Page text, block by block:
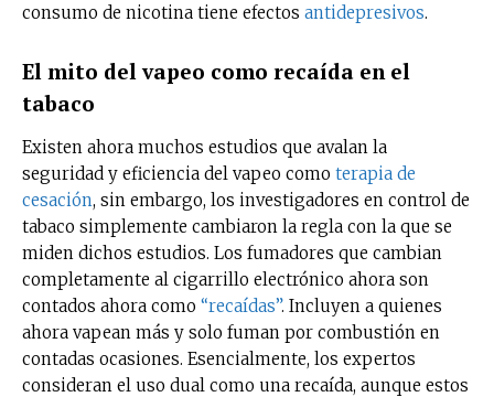
consumo de nicotina tiene efectos antidepresivos.
El mito del vapeo como recaída en el
tabaco
Existen ahora muchos estudios que avalan la
seguridad y eficiencia del vapeo como terapia de
cesación, sin embargo, los investigadores en control de
tabaco simplemente cambiaron la regla con la que se
miden dichos estudios. Los fumadores que cambian
completamente al cigarrillo electrónico ahora son
contados ahora como “recaídas”. Incluyen a quienes
ahora vapean más y solo fuman por combustión en
contadas ocasiones. Esencialmente, los expertos
consideran el uso dual como una recaída, aunque estos